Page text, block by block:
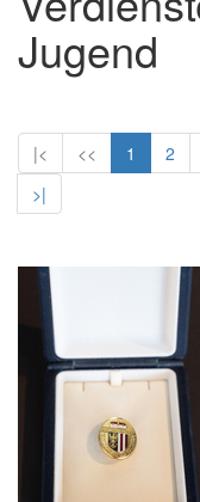
Jugend
|< << 1 2
>|